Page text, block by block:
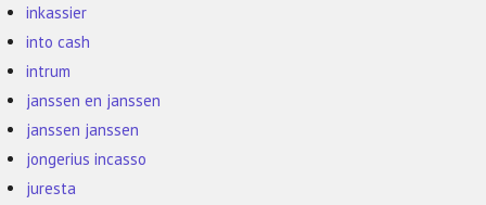
inkassier
into cash
intrum
janssen en janssen
janssen janssen
jongerius incasso
juresta